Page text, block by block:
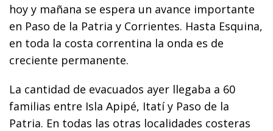
hoy y mañana se espera un avance importante
en Paso de la Patria y Corrientes. Hasta Esquina,
en toda la costa correntina la onda es de
creciente permanente.
La cantidad de evacuados ayer llegaba a 60
familias entre Isla Apipé, Itatí y Paso de la
Patria. En todas las otras localidades costeras